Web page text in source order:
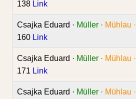
138 Link
Csajka Eduard · Müller · Mühlau ·
160 Link
Csajka Eduard · Müller · Mühlau ·
171 Link
Csajka Eduard · Müller · Mühlau ·